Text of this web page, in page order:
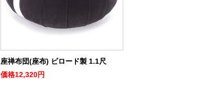
座禅布団(座布) ビロード製 1.1尺
価格12,320円